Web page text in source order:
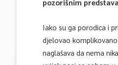
pozorišnim
Iako su ga porodica i
djelovao
naglašava da nema